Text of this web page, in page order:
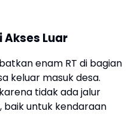
Akses Luar
enam RT di bagian
keluar masuk desa.
tidak ada jalur
untuk kendaraan